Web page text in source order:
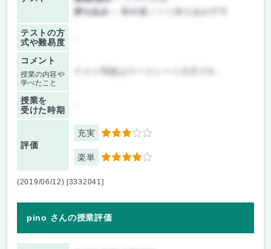
持ち込み：
教科書ノート持ち込み不可
テストの方
式や難易度
コメント
授業の内容や
学べたこと
授業を
受けた時期
評価
充実 3
楽単 4
(2019/06/12) [3332041]
pino さんの授業評価